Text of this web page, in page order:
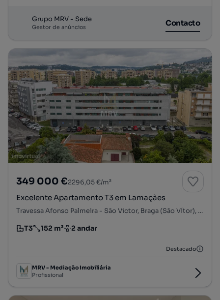
Grupo MRV - Sede
Gestor de anúncios Contacto
349 000 €2296,05 €/m²
Excelente Apartamento T3 em Lamaçães
Travessa Afonso Palmeira - São Victor, Braga (São Vítor), Braga, Braga
Tipologia
T3
Preço por metro quadrado
152 m²
Andar 2 andar
Destacado
MRV - Mediação Imobiliária
Profissional